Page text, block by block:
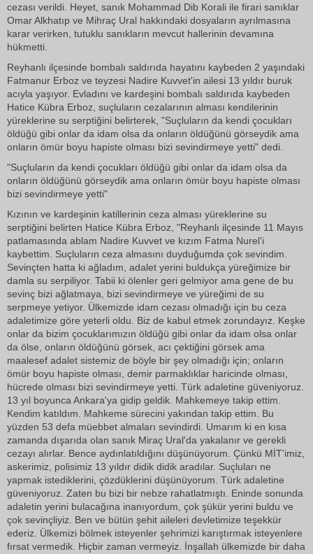
cezası verildi. Heyet, sanık Mohammad Dib Korali ile firari sanıklar
Omar Alkhatıp ve Mihraç Ural hakkındaki dosyaların ayrılmasına
karar verirken, tutuklu sanıkların mevcut hallerinin devamına
hükmetti.
Reyhanlı ilçesinde bombalı saldırıda hayatını kaybeden 2 yaşındaki
Fatmanur Erboz ve teyzesi Nadire Kuvvet'in ailesi 13 yıldır buruk
acıyla yaşıyor. Evladını ve kardeşini bombalı saldırıda kaybeden
Hatice Kübra Erboz, suçluların cezalarının alması kendilerinin
yüreklerine su serptiğini belirterek, "Suçluların da kendi çocukları
öldüğü gibi onlar da idam olsa da onların öldüğünü görseydik ama
onların ömür boyu hapiste olması bizi sevindirmeye yetti" dedi.
"Suçluların da kendi çocukları öldüğü gibi onlar da idam olsa da
onların öldüğünü görseydik ama onların ömür boyu hapiste olması
bizi sevindirmeye yetti"
Kızının ve kardeşinin katillerinin ceza alması yüreklerine su
serptiğini belirten Hatice Kübra Erboz, "Reyhanlı ilçesinde 11 Mayıs
patlamasında ablam Nadire Kuvvet ve kızım Fatma Nurel'i
kaybettim. Suçluların ceza almasını duyduğumda çok sevindim.
Sevinçten hatta ki ağladım, adalet yerini buldukça yüreğimize bir
damla su serpiliyor. Tabii ki ölenler geri gelmiyor ama gene de bu
sevinç bizi ağlatmaya, bizi sevindirmeye ve yüreğimi de su
serpmeye yetiyor. Ülkemizde idam cezası olmadığı için bu ceza
adaletimize göre yeterli oldu. Biz de kabul etmek zorundayız. Keşke
onlar da bizim çocuklarımızın öldüğü gibi onlar da idam olsa onlar
da ölse, onların öldüğünü görsek, acı çektiğini görsek ama
maalesef adalet sistemiz de böyle bir şey olmadığı için; onların
ömür boyu hapiste olması, demir parmaklıklar haricinde olması,
hücrede olması bizi sevindirmeye yetti. Türk adaletine güveniyoruz.
13 yıl boyunca Ankara'ya gidip geldik. Mahkemeye takip ettim.
Kendim katıldım. Mahkeme sürecini yakından takip ettim. Bu
yüzden 53 defa müebbet almaları sevindirdi. Umarım ki en kısa
zamanda dışarıda olan sanık Miraç Ural'da yakalanır ve gerekli
cezayı alırlar. Bence aydınlatıldığını düşünüyorum. Çünkü MİT'imiz,
askerimiz, polisimiz 13 yıldır didik didik aradılar. Suçluları ne
yapmak istediklerini, çözdüklerini düşünüyorum. Türk adaletine
güveniyoruz. Zaten bu bizi bir nebze rahatlatmıştı. Eninde sonunda
adaletin yerini bulacağına inanıyordum, çok şükür yerini buldu ve
çok sevinçliyiz. Ben ve bütün şehit aileleri devletimize teşekkür
ederiz. Ülkemizi bölmek isteyenler şehrimizi karıştırmak isteyenlere
fırsat vermedik. Hiçbir zaman vermeyiz. İnşallah ülkemizde bir daha